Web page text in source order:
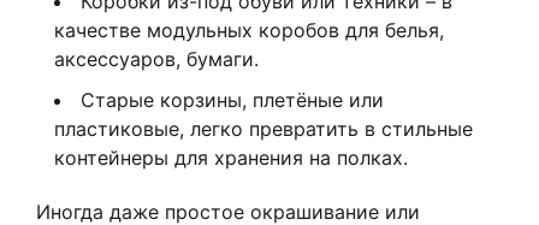
качестве модульных коробов для белья,
аксессуаров, бумаги.
Старые корзины, плетёные или
пластиковые, легко превратить в стильные
контейнеры для хранения на полках.
Иногда даже простое окрашивание или